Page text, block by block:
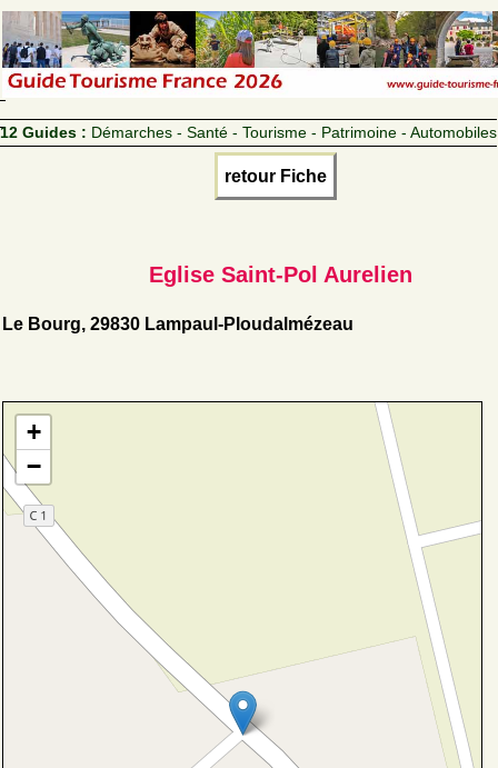
12 Guides : Démarches - Santé - Tourisme - Patrimoine - Automobiles
retour Fiche
Eglise Saint-Pol Aurelien
Le Bourg, 29830 Lampaul-Ploudalmézeau
+
−